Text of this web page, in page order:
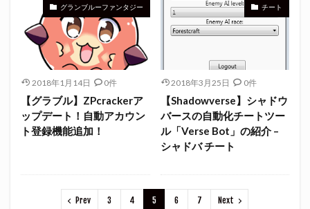
グランブルーファンタジー
2018年1月14日 0件
【グラブル】ZPcrackerア
ップデート！自動アカウン
ト登録機能追加！
チート
2018年3月25日 0件
【Shadowverse】シャドウ
バースの自動化チートツー
ル「Verse Bot」の紹介 –
シャドバ チート
Prev 3 4 5 6 7 Next